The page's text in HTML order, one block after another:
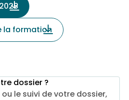
la formation
dossier ?
le suivi de votre dossier,